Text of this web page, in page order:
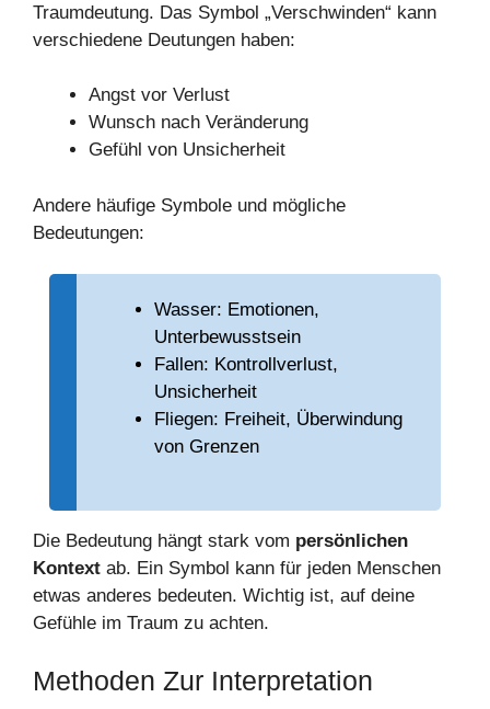
Traumdeutung. Das Symbol „Verschwinden“ kann
verschiedene Deutungen haben:
Angst vor Verlust
Wunsch nach Veränderung
Gefühl von Unsicherheit
Andere häufige Symbole und mögliche
Bedeutungen:
Wasser: Emotionen,
Unterbewusstsein
Fallen: Kontrollverlust,
Unsicherheit
Fliegen: Freiheit, Überwindung
von Grenzen
Die Bedeutung hängt stark vom persönlichen
Kontext ab. Ein Symbol kann für jeden Menschen
etwas anderes bedeuten. Wichtig ist, auf deine
Gefühle im Traum zu achten.
Methoden Zur Interpretation